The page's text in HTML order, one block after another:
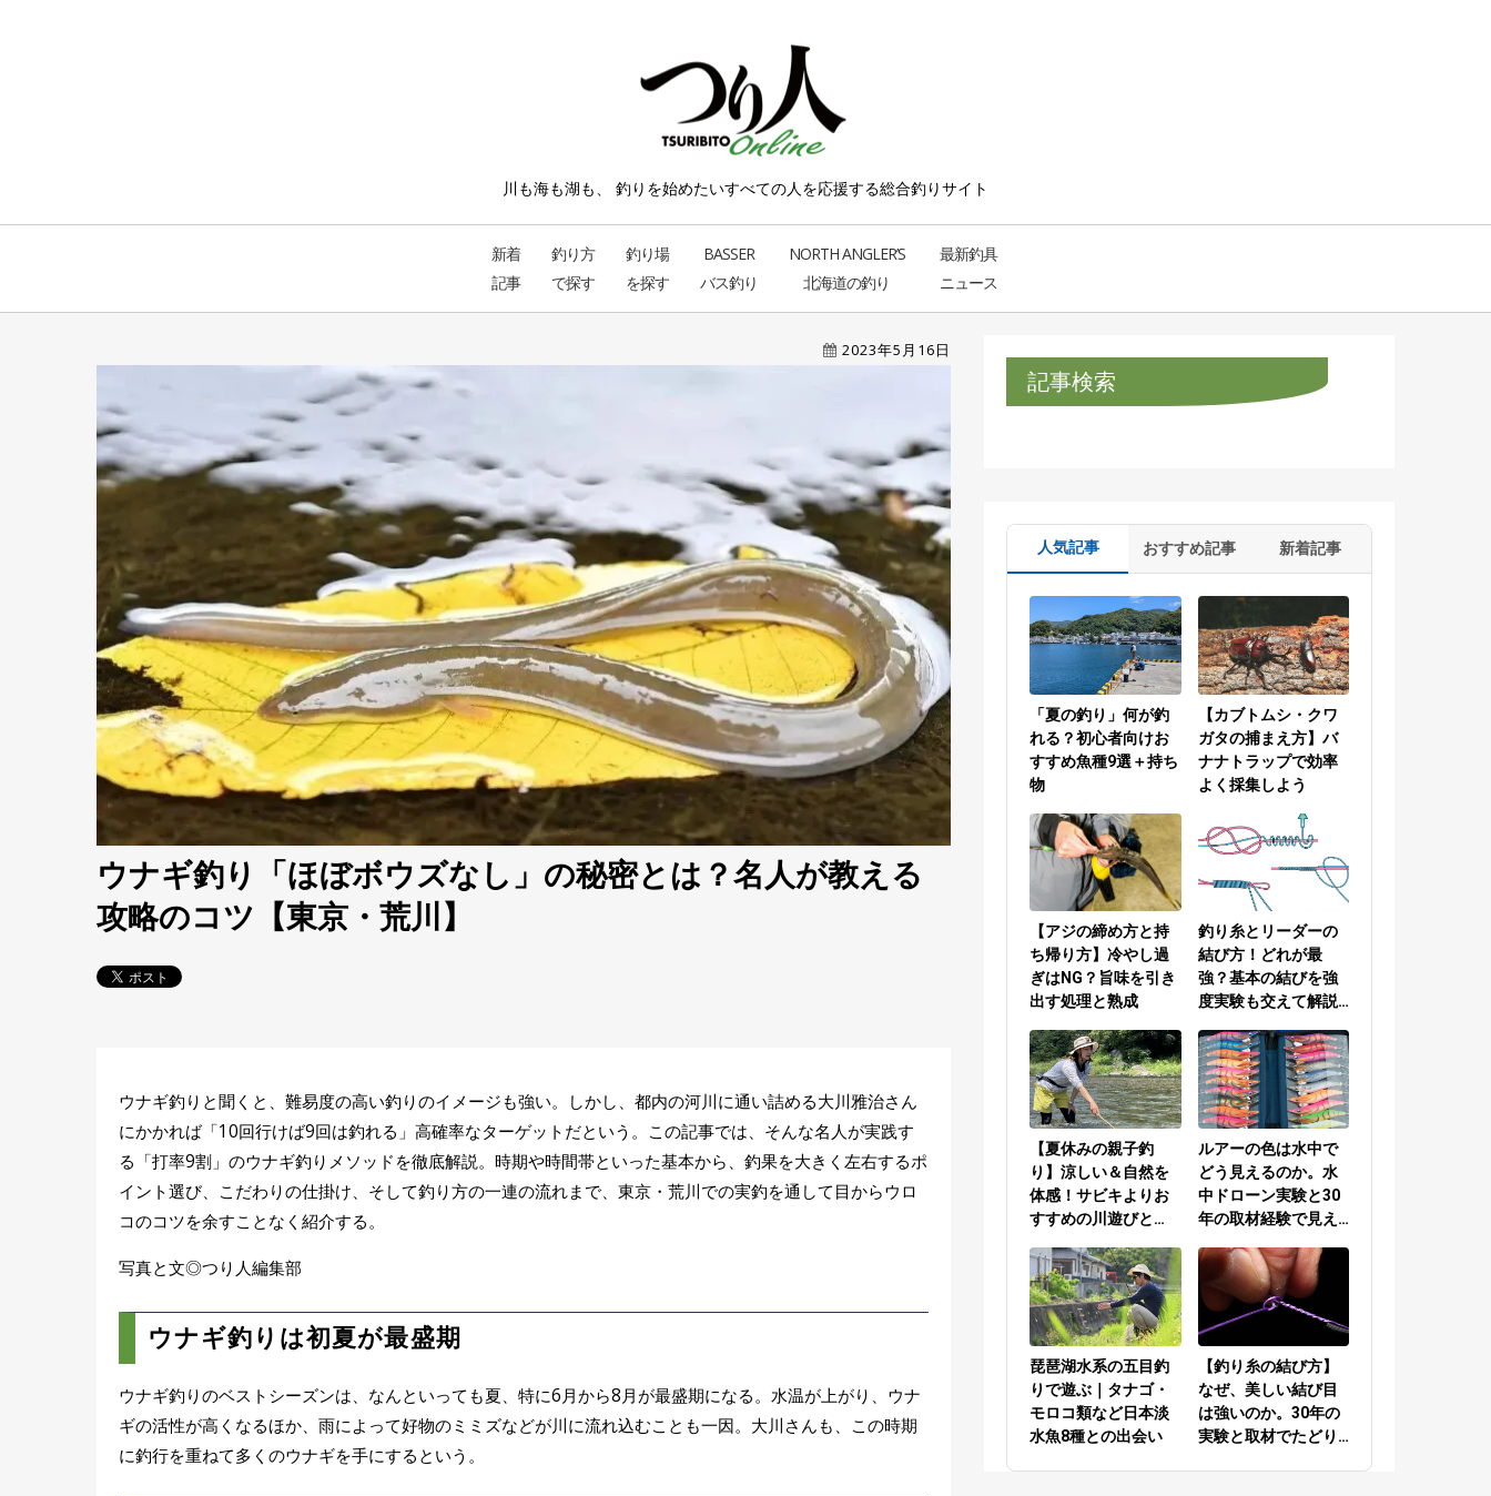
川も海も湖も、 釣りを始めたいすべての人を応援する総合釣りサイト
新着
記事
釣り方
で探す
釣り場
を探す
BASSER
バス釣り
NORTH ANGLER’S
北海道の釣り
最新釣具
ニュース
2023年5月16日
ウナギ釣り「ほぼボウズなし」の秘密とは？名人が教える
攻略のコツ【東京・荒川】
ウナギ釣りと聞くと、難易度の高い釣りのイメージも強い。しかし、都内の河川に通い詰める大川雅治さん
にかかれば「10回行けば9回は釣れる」高確率なターゲットだという。この記事では、そんな名人が実践す
る「打率9割」のウナギ釣りメソッドを徹底解説。時期や時間帯といった基本から、釣果を大きく左右するポ
イント選び、こだわりの仕掛け、そして釣り方の一連の流れまで、東京・荒川での実釣を通して目からウロ
コのコツを余すことなく紹介する。
写真と文◎つり人編集部
ウナギ釣りは初夏が最盛期
ウナギ釣りのベストシーズンは、なんといっても夏、特に6月から8月が最盛期になる。水温が上がり、ウナ
ギの活性が高くなるほか、雨によって好物のミミズなどが川に流れ込むことも一因。大川さんも、この時期
に釣行を重ねて多くのウナギを手にするという。
記事検索
人気記事 おすすめ記事 新着記事
「夏の釣り」何が釣
れる？初心者向けお
すすめ魚種9選＋持ち
物
【カブトムシ・クワ
ガタの捕まえ方】バ
ナナトラップで効率
よく採集しよう
【アジの締め方と持
ち帰り方】冷やし過
ぎはNG？旨味を引き
出す処理と熟成
釣り糸とリーダーの
結び方！どれが最
強？基本の結びを強
度実験も交えて解説
ーの結び方編
【夏休みの親子釣
り】涼しい＆自然を
体感！サビキよりお
すすめの川遊びと
ルアーの色は水中で
どう見えるのか。水
中ドローン実験と30
年の取材経験で見え
琵琶湖水系の五目釣
りで遊ぶ｜タナゴ・
モロコ類など日本淡
水魚8種との出会い
【釣り糸の結び方】
なぜ、美しい結び目
は強いのか。30年の
実験と取材でたどり